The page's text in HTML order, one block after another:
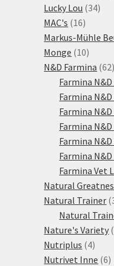
Lucky Lou 3434
MAC's 1616
Markus-Mühle
Monge 1010
N&D Farmina 62
Farmina
Farmina N&D
Farmina
Farmina
Farmina
Farmina
Farmina Vet
Natural
Natural Trainer
Natural
Nature's Variety
Nutriplus 44
Nutrivet Inne 66